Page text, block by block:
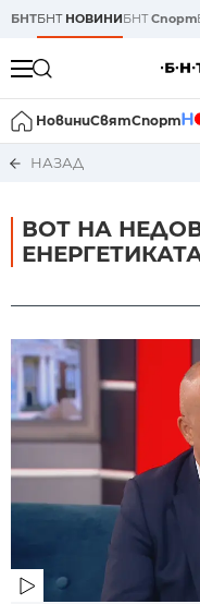
БНТБНТ НОВИНИБНТСпорт
НовиниСвятСпорт
НАЗАД
ВОТ НА